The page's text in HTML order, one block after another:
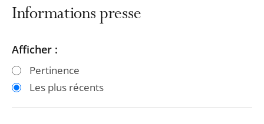
Informations presse
Passer
les
filtres
Passer
les
filtres
Afficher :
Pertinence
Les plus récents